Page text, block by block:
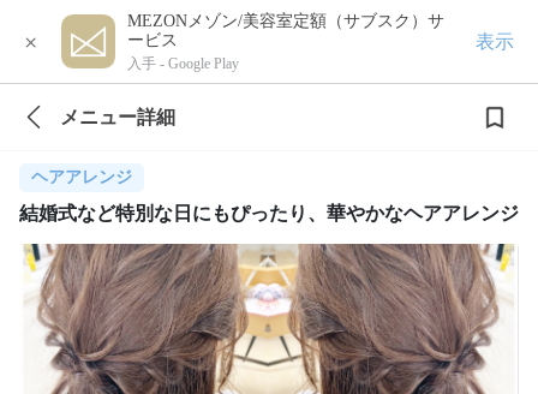
×
MEZONメゾン/美容室定額（サブスク）サ
ービス
入手 - Google Play
表示
メニュー詳細
ヘアアレンジ
結婚式など特別な日にもぴったり、華やかなヘアアレンジ